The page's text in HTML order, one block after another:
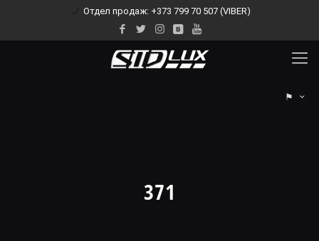
Отдел продаж: +373 799 70 507 (VIBER)
⚑
371